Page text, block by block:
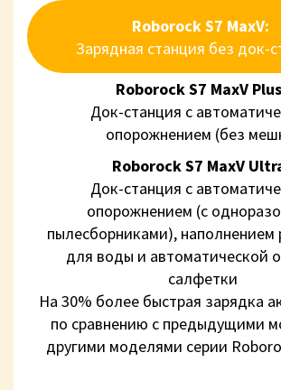
Roborock S7 MaxV:
Зарядная станция без док-
Roborock S7 MaxV
Док-станция с
опорожнением (без
Roborock S7 MaxV
Док-станция с
опорожнением (с
пылесборниками), наполнением
для воды и автоматической
салфетки
На 30% более быстрая зарядка
по сравнению с предыдущими
другими моделями серии